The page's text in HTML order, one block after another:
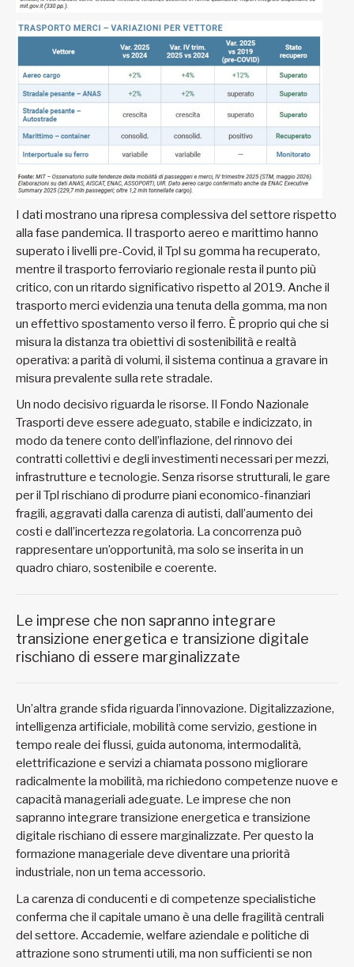
I dati mostrano una ripresa complessiva del settore rispetto
alla fase pandemica. Il trasporto aereo e marittimo hanno
superato i livelli pre-Covid, il Tpl su gomma ha recuperato,
mentre il trasporto ferroviario regionale resta il punto più
critico, con un ritardo significativo rispetto al 2019. Anche il
trasporto merci evidenzia una tenuta della gomma, ma non
un effettivo spostamento verso il ferro. È proprio qui che si
misura la distanza tra obiettivi di sostenibilità e realtà
operativa: a parità di volumi, il sistema continua a gravare in
misura prevalente sulla rete stradale.
Un nodo decisivo riguarda le risorse. Il Fondo Nazionale
Trasporti deve essere adeguato, stabile e indicizzato, in
modo da tenere conto dell’inflazione, del rinnovo dei
contratti collettivi e degli investimenti necessari per mezzi,
infrastrutture e tecnologie. Senza risorse strutturali, le gare
per il Tpl rischiano di produrre piani economico-finanziari
fragili, aggravati dalla carenza di autisti, dall’aumento dei
costi e dall’incertezza regolatoria. La concorrenza può
rappresentare un’opportunità, ma solo se inserita in un
quadro chiaro, sostenibile e coerente.
Le imprese che non sapranno integrare
transizione energetica e transizione digitale
rischiano di essere marginalizzate
Un’altra grande sfida riguarda l’innovazione. Digitalizzazione,
intelligenza artificiale, mobilità come servizio, gestione in
tempo reale dei flussi, guida autonoma, intermodalità,
elettrificazione e servizi a chiamata possono migliorare
radicalmente la mobilità, ma richiedono competenze nuove e
capacità manageriali adeguate. Le imprese che non
sapranno integrare transizione energetica e transizione
digitale rischiano di essere marginalizzate. Per questo la
formazione manageriale deve diventare una priorità
industriale, non un tema accessorio.
La carenza di conducenti e di competenze specialistiche
conferma che il capitale umano è una delle fragilità centrali
del settore. Accademie, welfare aziendale e politiche di
attrazione sono strumenti utili, ma non sufficienti se non